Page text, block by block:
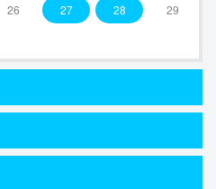
26 27 28 29